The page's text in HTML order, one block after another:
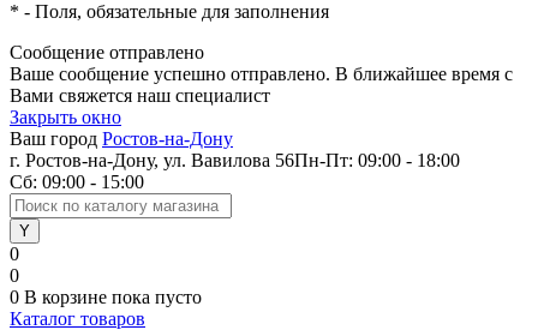
* - Поля, обязательные для заполнения
Сообщение отправлено
Ваше сообщение успешно отправлено. В ближайшее время с
Вами свяжется наш специалист
Закрыть окно
Ваш город Ростов-на-Дону
г. Ростов-на-Дону, ул. Вавилова 56Пн-Пт: 09:00 - 18:00
Сб: 09:00 - 15:00
0
0
0 В корзине пока пусто
Каталог товаров